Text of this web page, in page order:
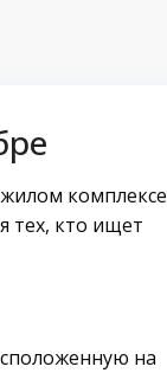
комплексе
тех, кто ищет
на